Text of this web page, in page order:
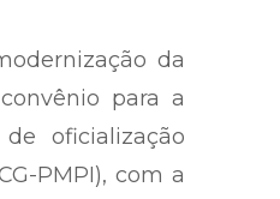
da
para a
oficialização
PMPI), com a